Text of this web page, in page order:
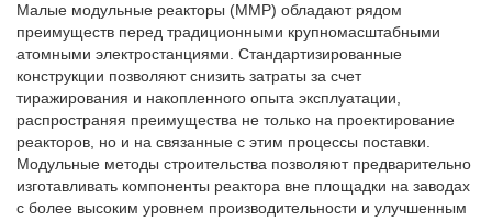
Малые модульные реакторы (ММР) обладают рядом
преимуществ перед традиционными крупномасштабными
атомными электростанциями. Стандартизированные
конструкции позволяют снизить затраты за счет
тиражирования и накопленного опыта эксплуатации,
распространяя преимущества не только на проектирование
реакторов, но и на связанные с этим процессы поставки.
Модульные методы строительства позволяют предварительно
изготавливать компоненты реактора вне площадки на заводах
с более высоким уровнем производительности и улучшенным